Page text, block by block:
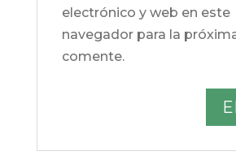
electrónico y web en este
navegador para la
comente.